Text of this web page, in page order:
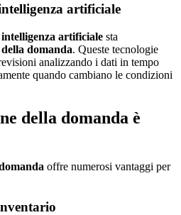
artificiale
intelligenza artificiale sta
domanda. Queste tecnologie
analizzando i dati in tempo
quando cambiano le condizioni
della domanda è
offre numerosi vantaggi per